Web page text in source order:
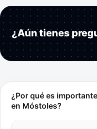
¿Aún tienes
¿Por qué es
en Móstoles?